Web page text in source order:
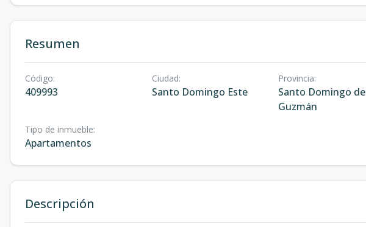
Resumen
Código:
409993
Ciudad:
Santo Domingo Este
Provincia:
Santo Domingo de
Guzmán
Tipo de inmueble:
Apartamentos
Descripción